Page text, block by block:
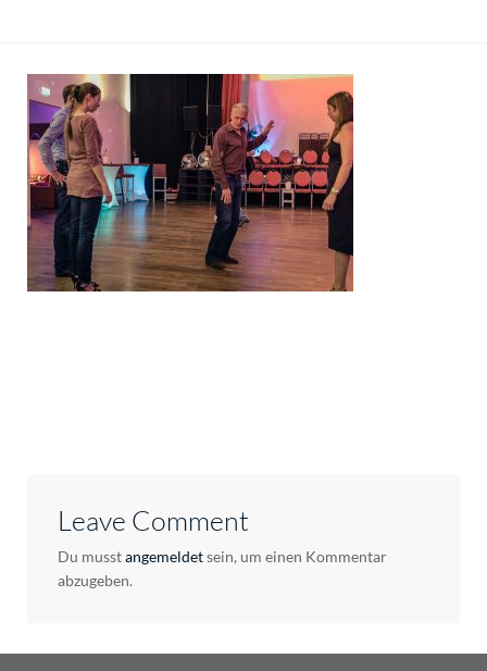
Leave Comment
Du musstangemeldetsein, um einen Kommentar
abzugeben.